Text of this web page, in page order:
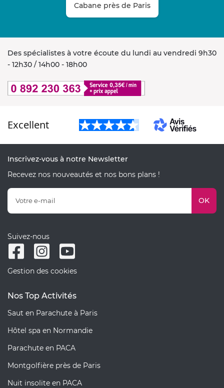
Cabane près de Paris
Des spécialistes à votre écoute du lundi au vendredi 9h30
- 12h30 / 14h00 - 18h00
Excellent
Inscrivez-vous à notre Newsletter
Recevez nos nouveautés et nos bons plans !
OK
Suivez-nous
Gestion des cookies
Nos Top Activités
Saut en Parachute à Paris
Hôtel spa en Normandie
Parachute en PACA
Montgolfière près de Paris
Nuit insolite en PACA